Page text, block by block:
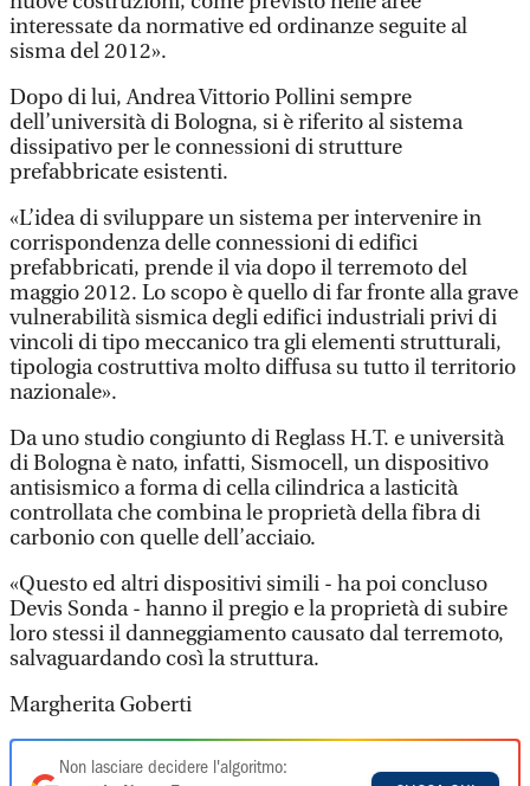
interessate da normative ed ordinanze seguite al
sisma del 2012».
Dopo di lui, Andrea Vittorio Pollini sempre
dell’università di Bologna, si è riferito al sistema
dissipativo per le connessioni di strutture
prefabbricate esistenti.
«L’idea di sviluppare un sistema per intervenire in
corrispondenza delle connessioni di edifici
prefabbricati, prende il via dopo il terremoto del
maggio 2012. Lo scopo è quello di far fronte alla grave
vulnerabilità sismica degli edifici industriali privi di
vincoli di tipo meccanico tra gli elementi strutturali,
tipologia costruttiva molto diffusa su tutto il territorio
nazionale».
Da uno studio congiunto di Reglass H.T. e università
di Bologna è nato, infatti, Sismocell, un dispositivo
antisismico a forma di cella cilindrica a lasticità
controllata che combina le proprietà della fibra di
carbonio con quelle dell’acciaio.
«Questo ed altri dispositivi simili - ha poi concluso
Devis Sonda - hanno il pregio e la proprietà di subire
loro stessi il danneggiamento causato dal terremoto,
salvaguardando così la struttura.
Margherita Goberti
Non lasciare decidere l'algoritmo: